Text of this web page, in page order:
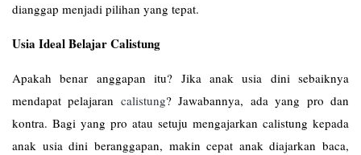
dianggap menjadi pilihan yang tepat.
Usia Ideal Belajar Calistung
Apakah benar anggapan itu? Jika anak usia dini sebaiknya
mendapat pelajaran calistung? Jawabannya, ada yang pro dan
kontra. Bagi yang pro atau setuju mengajarkan calistung kepada
anak usia dini beranggapan, makin cepat anak diajarkan baca,